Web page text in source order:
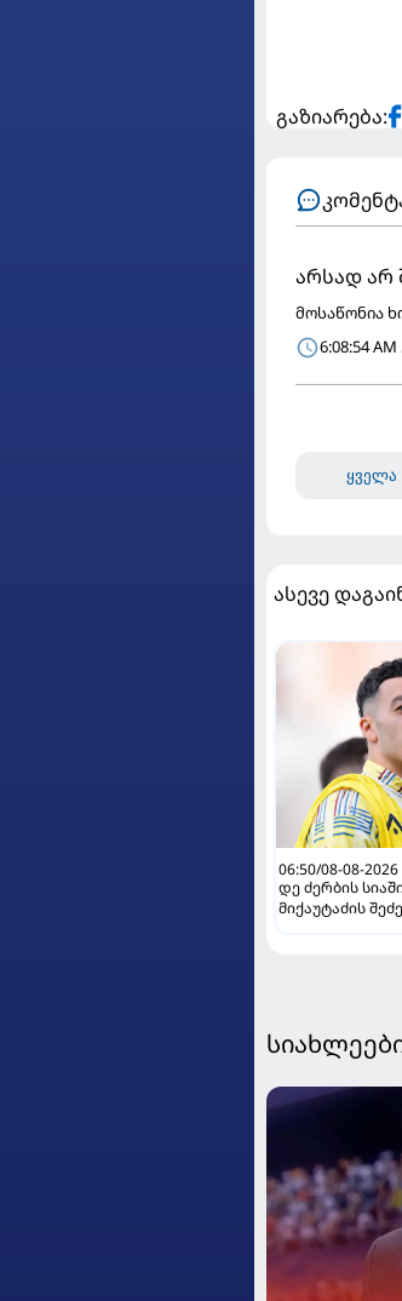
გაზიარება:
არსად არ
მოსაწონია
6:08:54
ყველა
ასევე
06:50/08-08-2026
დე ძერბის
მიქაუტაძის